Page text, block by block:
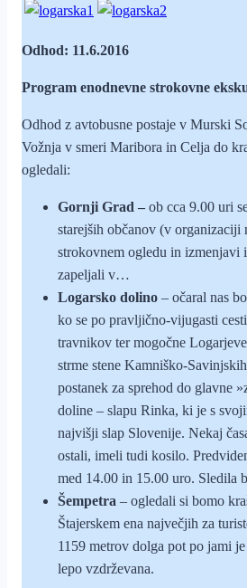
Odhod: 11.6.2016
Program enodnevne strokovne
Odhod z avtobusne postaje v Murski
Vožnja v smeri Maribora in Celja do
ogledali:
Gornji Grad – ob cca 9.00 uri
starejših občanov (v organizaciji
strokovnem ogledu in izmenjavi
zapeljali v…
Logarsko dolino – očaral nas
ko se po pravljično-vijugasti
travnikov ter mogočne
strme stene Kamniško-
postanek za sprehod do glavne
doline – slapu Rinka, ki je s
najvišji slap Slovenije. Nekaj
ostali, imeli tudi kosilo.
med 14.00 in 15.00 uro. Sledila
Šempetra – ogledali si bomo
Štajerskem ena največjih za
1159 metrov dolga pot po jami
lepo vzdrževana.